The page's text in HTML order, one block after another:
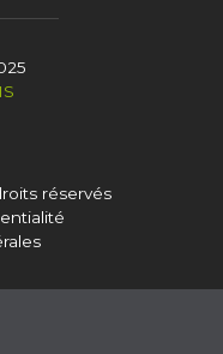
réservés